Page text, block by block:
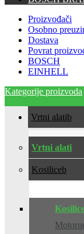
Proizvođači
Osobno
Dostava
Povrat
BOSCH
EINHELL
Kategorije proizvoda
Vrtni alati
Vrtni alati
Kosilice